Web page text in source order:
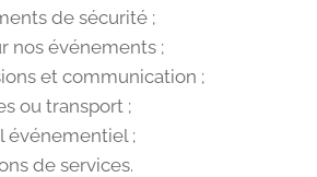
de sécurité ;
nos événements ;
et communication ;
ou transport ;
événementiel ;
de services.